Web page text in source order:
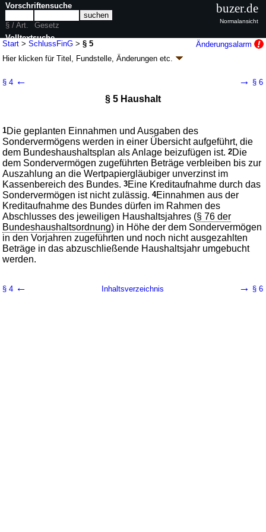
Start >SchlussFinG >§ 5
Änderungsalarm
Hier klicken fürTitel, Fundstelle, Änderungen etc.
(SchlussFinG)
BGBl. I S. 1702(Nr. 39); zuletzt geändert durch
1 weitere Fassung
| Drucksachen / Entwurf / Begründung
wird in 1 Vorschrift zitiert
§ 4 ← → § 6
§ 5 Haushalt
1Die geplanten Einnahmen und Ausgaben des
Sondervermögens werden in einer Übersicht aufgeführt, die
dem Bundeshaushaltsplan als Anlage beizufügen ist.2Die
dem Sondervermögen zugeführten Beträge verbleiben bis zur
Auszahlung an die Wertpapiergläubiger unverzinst im
Kassenbereich des Bundes.3Eine Kreditaufnahme durch das
Sondervermögen ist nicht zulässig.4Einnahmen aus der
Kreditaufnahme des Bundes dürfen im Rahmen des
Abschlusses des jeweiligen Haushaltsjahres (§ 76 der
Bundeshaushaltsordnung) in Höhe der dem Sondervermögen
in den Vorjahren zugeführten und noch nicht ausgezahlten
Beträge in das abzuschließende Haushaltsjahr umgebucht
werden.
§ 4 ← Inhaltsverzeichnis → § 6
Vorschriftensuche
§ / Art.
Gesetz
Volltextsuche
nur in SchlussFinG
buzer.de
Normalansicht